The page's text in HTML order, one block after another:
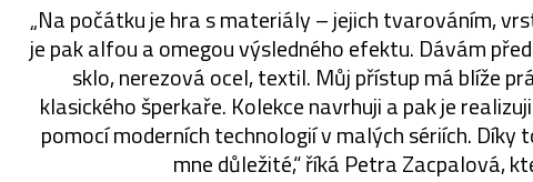
„Na počátku je hra s materiály – jejich tvarováním,
je pak alfou a omegou výsledného efektu. Dávám
sklo, nerezová ocel, textil. Můj přístup má blíže
klasického šperkaře. Kolekce navrhuji a pak je
pomocí moderních technologií v malých sériích. Díky
mne důležité,“ říká Petra Zacpalová,